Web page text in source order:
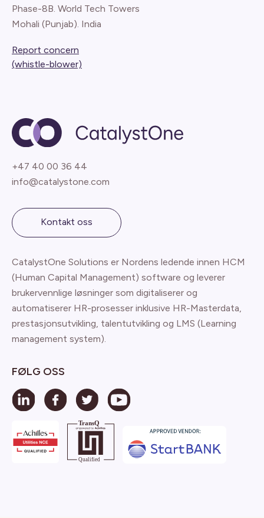
Phase-8B. World Tech Towers
Mohali (Punjab). India
Report concern
(whistle-blower)
+47 40 00 36 44
info@catalystone.com
Kontakt oss
CatalystOne Solutions er Nordens ledende innen HCM
(Human Capital Management) software og leverer
brukervennlige løsninger som digitaliserer og
automatiserer HR-prosesser inklusive HR-Masterdata,
prestasjonsutvikling, talentutvikling og LMS (Learning
management system).
FØLG OSS